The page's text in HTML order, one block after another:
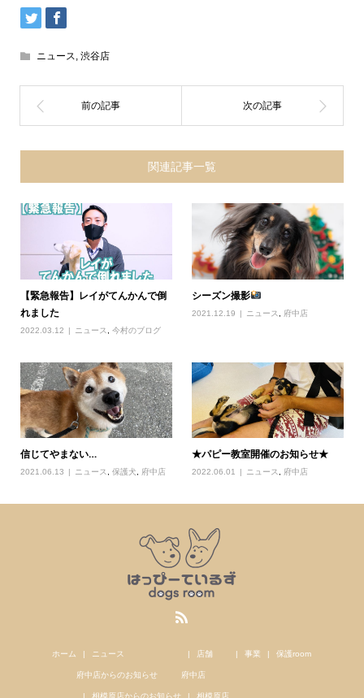
ニュース, 渋谷店
関連記事一覧
【緊急報告】レイがてんかんで倒
れました
2022.03.12 ニュース 今村のブログ
シーズン撮影
2021.12.19 ニュース 府中店
信じてやまない…
2021.06.13 ニュース 保護犬 府中店
★パピー教室開催のお知らせ★
2022.06.01 ニュース 府中店
ホーム ニュース
府中店からのお知らせ
店舗
府中店
事業 保護room